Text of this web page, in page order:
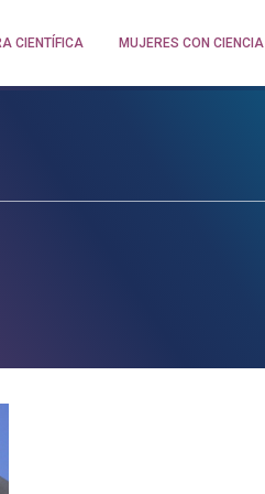
CIENTÍFICA MUJERES CON CIENCIA